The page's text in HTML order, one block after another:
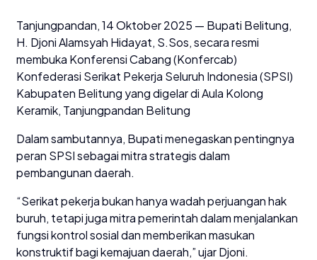
Tanjungpandan, 14 Oktober 2025 — Bupati Belitung,
H. Djoni Alamsyah Hidayat, S.Sos, secara resmi
membuka Konferensi Cabang (Konfercab)
Konfederasi Serikat Pekerja Seluruh Indonesia (SPSI)
Kabupaten Belitung yang digelar di Aula Kolong
Keramik, Tanjungpandan Belitung
Dalam sambutannya, Bupati menegaskan pentingnya
peran SPSI sebagai mitra strategis dalam
pembangunan daerah.
“Serikat pekerja bukan hanya wadah perjuangan hak
buruh, tetapi juga mitra pemerintah dalam menjalankan
fungsi kontrol sosial dan memberikan masukan
konstruktif bagi kemajuan daerah,” ujar Djoni.